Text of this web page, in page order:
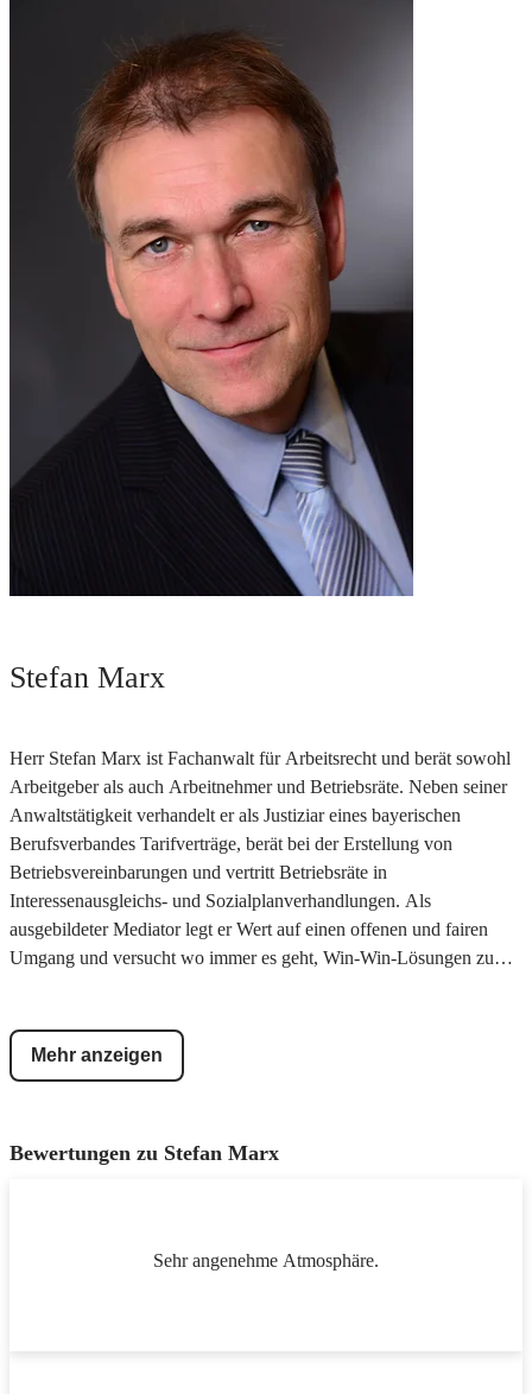
Stefan Marx
Herr Stefan Marx ist Fachanwalt für Arbeitsrecht und berät sowohl
Arbeitgeber als auch Arbeitnehmer und Betriebsräte. Neben seiner
Anwaltstätigkeit verhandelt er als Justiziar eines bayerischen
Berufsverbandes Tarifverträge, berät bei der Erstellung von
Betriebsvereinbarungen und vertritt Betriebsräte in
Interessenausgleichs- und Sozialplanverhandlungen. Als
ausgebildeter Mediator legt er Wert auf einen offenen und fairen
Umgang und versucht wo immer es geht, Win-Win-Lösungen zu
Mehr anzeigen
Bewertungen zu Stefan Marx
Sehr angenehme Atmosphäre.